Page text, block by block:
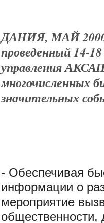
ДАНИЯ, МАЙ 2000
проведенный 14-
управления
многочисленных
значительных
- Обеспечивая
информации о
мероприятие
общественности,